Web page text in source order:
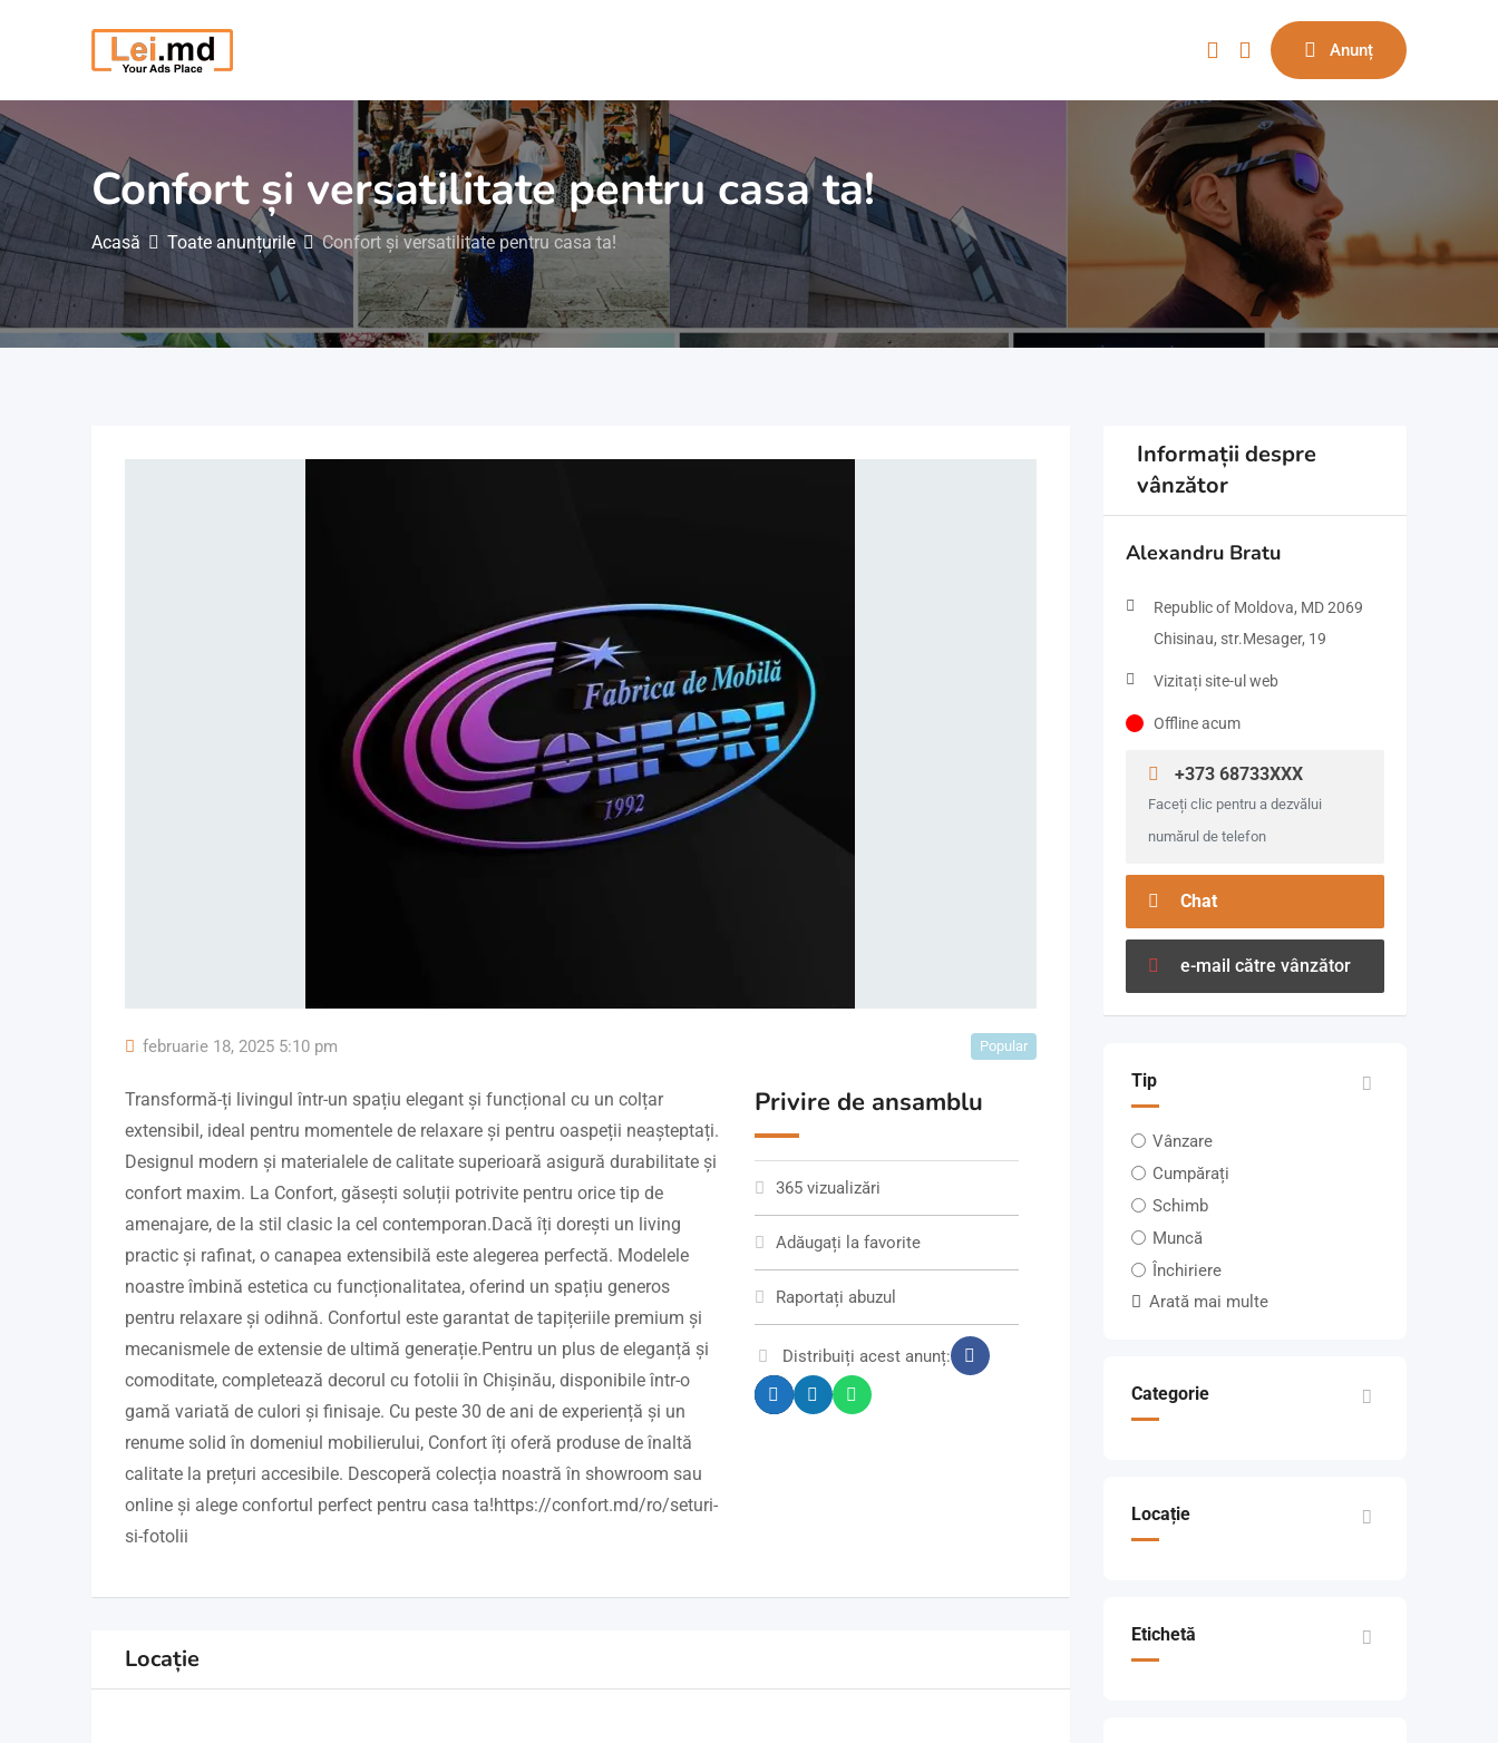
Anunț
Confort și versatilitate pentru casa ta!
Acasă Toate anunțurile Confort și versatilitate pentru casa ta!
februarie 18, 2025 5:10 pm Popular
Transformă-ți livingul într-un spațiu elegant și funcțional cu un colțar
extensibil, ideal pentru momentele de relaxare și pentru oaspeții neașteptați.
Designul modern și materialele de calitate superioară asigură durabilitate și
confort maxim. La Confort, găsești soluții potrivite pentru orice tip de
amenajare, de la stil clasic la cel contemporan.Dacă îți dorești un living
practic și rafinat, o canapea extensibilă este alegerea perfectă. Modelele
noastre îmbină estetica cu funcționalitatea, oferind un spațiu generos
pentru relaxare și odihnă. Confortul este garantat de tapițeriile premium și
mecanismele de extensie de ultimă generație.Pentru un plus de eleganță și
comoditate, completează decorul cu fotolii în Chișinău, disponibile într-o
gamă variată de culori și finisaje. Cu peste 30 de ani de experiență și un
renume solid în domeniul mobilierului, Confort îți oferă produse de înaltă
calitate la prețuri accesibile. Descoperă colecția noastră în showroom sau
online și alege confortul perfect pentru casa ta!https://confort.md/ro/seturi-
si-fotolii
Privire de ansamblu
365 vizualizări
Adăugați la favorite
Raportați abuzul
Distribuiți acest anunț:
Locație
Informații despre
vânzător
Alexandru Bratu
Republic of Moldova, MD 2069
Chisinau, str.Mesager, 19
Vizitați site-ul web
Offline acum
+373 68733XXX
Faceți clic pentru a dezvălui
numărul de telefon
Chat
e-mail către vânzător
Tip
Vânzare
Cumpărați
Schimb
Muncă
Închiriere
Arată mai multe
Categorie
Locație
Etichetă